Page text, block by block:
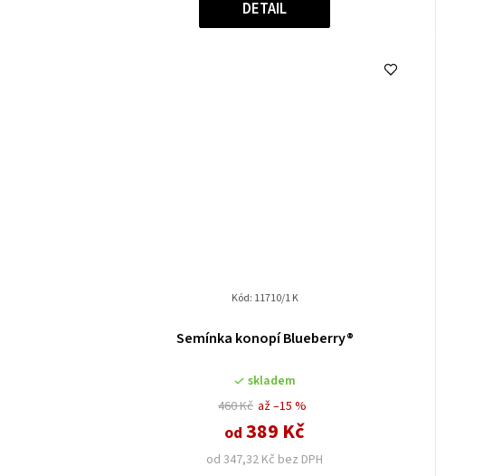
DETAIL
Semínka konopí Blueberry®
hodnocení
je
3,5
z
hvězdiček.
skladem
460 Kč
od 347,32 Kč bez DPH
od 389 Kč
až –15 %
Kód: 11710/1 K